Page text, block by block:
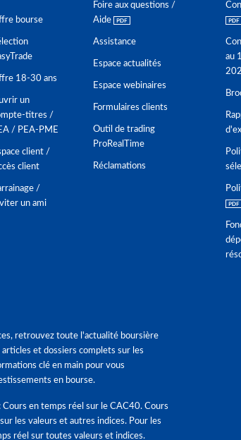
bourse
18-30 ans
un
titres /
/ PEA-PME
client /
client
/
un ami
Foire aux questions /
Aide
Assistance
Espace actualités
Espace webinaires
Formulaires clients
Outil de trading
ProRealTime
Réclamations
au
retrouvez toute l'actualité boursière
articles et dossiers complets sur les
clé en main pour vous
en bourse.
Cours en temps réel sur le CAC40. Cours
les valeurs et autres indices. Pour les
réel sur toutes valeurs et indices.